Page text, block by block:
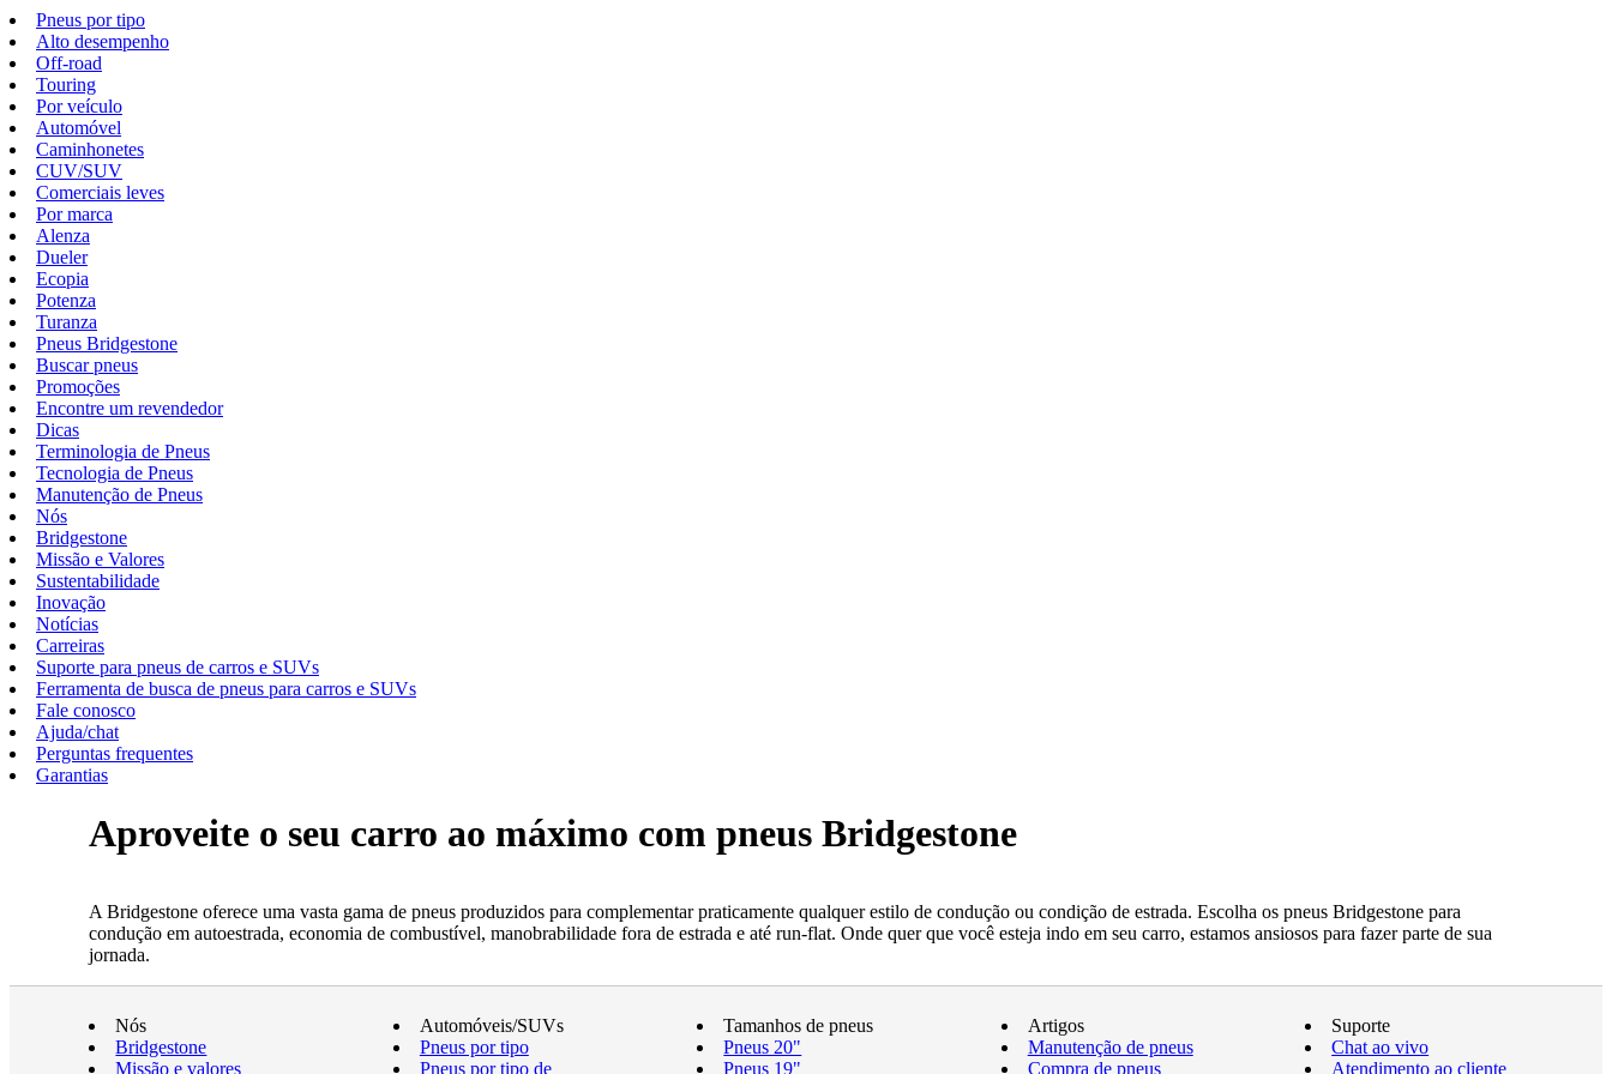
Pneus por tipo
Alto desempenho
Off-road
Touring
Por veículo
Automóvel
Caminhonetes
CUV/SUV
Comerciais leves
Por marca
Alenza
Dueler
Ecopia
Potenza
Turanza
Pneus Bridgestone
Buscar pneus
Promoções
Encontre um revendedor
Dicas
Terminologia de Pneus
Tecnologia de Pneus
Manutenção de Pneus
Nós
Bridgestone
Missão e Valores
Sustentabilidade
Inovação
Notícias
Carreiras
Suporte para pneus de carros e SUVs
Ferramenta de busca de pneus para carros e SUVs
Fale conosco
Ajuda/chat
Perguntas frequentes
Garantias
Aproveite o seu carro ao máximo com pneus Bridgestone
A Bridgestone oferece uma vasta gama de pneus produzidos para complementar praticamente qualquer estilo de condução ou condição de estrada. Escolha os pneus Bridgestone para
condução em autoestrada, economia de combustível, manobrabilidade fora de estrada e até run-flat. Onde quer que você esteja indo em seu carro, estamos ansiosos para fazer parte de sua
jornada.
Nós
Bridgestone
Missão e valores
Automóveis/SUVs
Pneus por tipo
Pneus por tipo de
Tamanhos de pneus
Pneus 20"
Pneus 19"
Artigos
Manutenção de pneus
Compra de pneus
Suporte
Chat ao vivo
Atendimento ao cliente